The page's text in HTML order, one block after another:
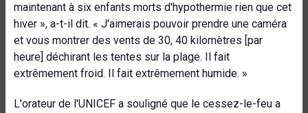
maintenant à six enfants morts d'hypothermie rien que cet
hiver », a-t-il dit. « J'aimerais pouvoir prendre une caméra
et vous montrer des vents de 30, 40 kilomètres [par
heure] déchirant les tentes sur la plage. Il fait
extrêmement froid. Il fait extrêmement humide. »
L'orateur de l'UNICEF a souligné que le cessez-le-feu a